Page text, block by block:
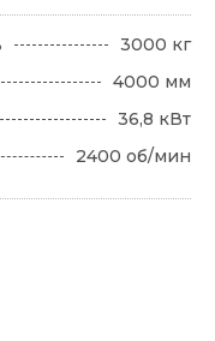
3000 кг
4000 мм
36,8 кВт
2400 об/мин